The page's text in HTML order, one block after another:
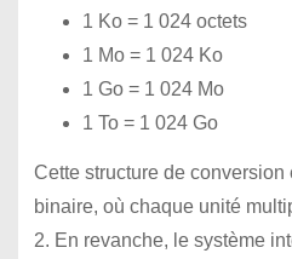
1 Ko = 1 024 octets
1 Mo = 1 024 Ko
1 Go = 1 024 Mo
1 To = 1 024 Go
Cette structure de
binaire, où chaque unité
2. En revanche, le système